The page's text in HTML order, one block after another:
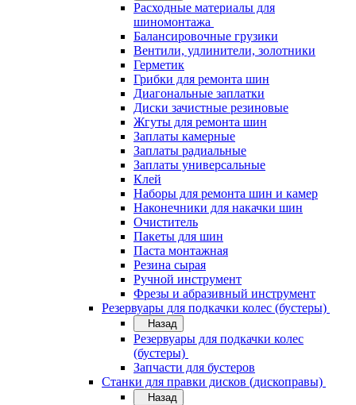
Расходные материалы для
шиномонтажа
Балансировочные грузики
Вентили, удлинители, золотники
Герметик
Грибки для ремонта шин
Диагональные заплатки
Диски зачистные резиновые
Жгуты для ремонта шин
Заплаты камерные
Заплаты радиальные
Заплаты универсальные
Клей
Наборы для ремонта шин и камер
Наконечники для накачки шин
Очиститель
Пакеты для шин
Паста монтажная
Резина сырая
Ручной инструмент
Фрезы и абразивный инструмент
Резервуары для подкачки колес (бустеры)
Назад
Резервуары для подкачки колес
(бустеры)
Запчасти для бустеров
Станки для правки дисков (дископравы)
Назад